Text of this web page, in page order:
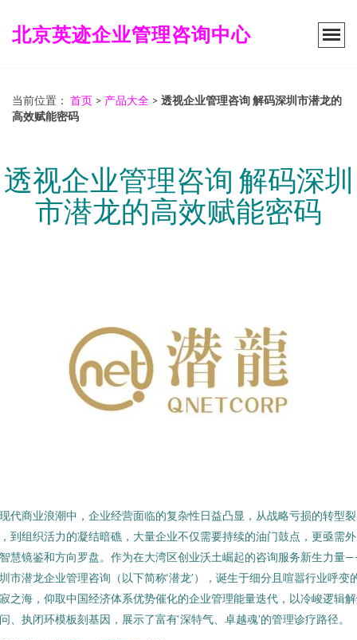
北京英迹企业管理咨询中心
当前位置： 首页 > 产品大全 > 透视企业管理咨询 解码深圳市潜龙的
高效赋能密码
透视企业管理咨询 解码深圳
市潜龙的高效赋能密码
代商业浪潮中，企业经营面临的复杂性日益凸显，从战略亏损的转型裂
到组织活力的凝结暗礁，大量企业不仅需要持续的油门鼓点，更亟需
慧镜鉴和方向罗盘。作为在大湾区创业沃土崛起的咨询服务新生力量
市潜龙企业管理咨询（以下简称‘潜龙’），诞生于细分且喧嚣行业呼变
之海，仰取中国经济体系优势催化的企业管理能量迭代，以冷峻逻辑
、执闭环模板刻基因，展示了富有‘深特气、卓越魂’的管理诊疗路径。